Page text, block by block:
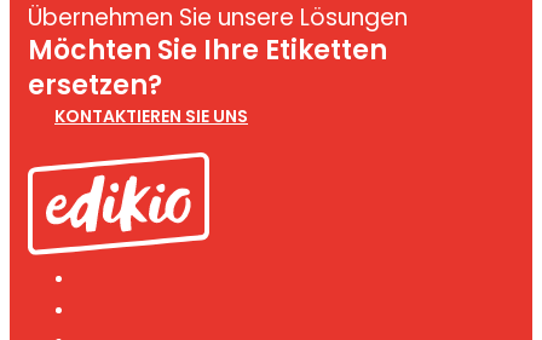
Übernehmen Sie unsere Lösungen
Möchten Sie Ihre Etiketten
ersetzen?
KONTAKTIEREN SIE UNS